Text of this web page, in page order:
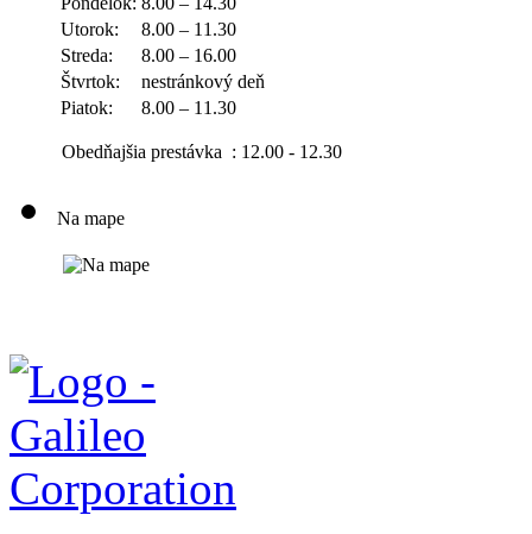
Utorok:
8.00 – 11.30
Streda:
8.00 – 16.00
Štvrtok:
nestránkový deň
Piatok:
8.00 – 11.30
Obedňajšia prestávka : 12.00 - 12.30
Na mape